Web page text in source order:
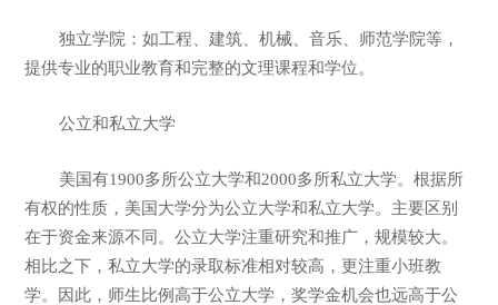
独立学院：如工程、建筑、机械、音乐、师范学院等，
提供专业的职业教育和完整的文理课程和学位。
公立和私立大学
美国有1900多所公立大学和2000多所私立大学。根据所
有权的性质，美国大学分为公立大学和私立大学。主要区别
在于资金来源不同。公立大学注重研究和推广，规模较大。
相比之下，私立大学的录取标准相对较高，更注重小班教
学。因此，师生比例高于公立大学，奖学金机会也远高于公